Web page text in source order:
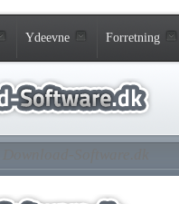
Ydeevne Forretning